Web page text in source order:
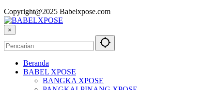
Copyright@2025 Babelxpose.com
×
Beranda
BABEL XPOSE
BANGKA XPOSE